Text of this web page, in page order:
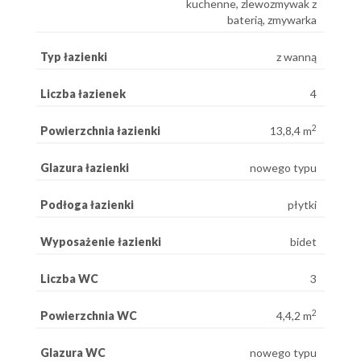
kuchenne, zlewozmywak z
baterią, zmywarka
Typ łazienki z wanną
Liczba łazienek 4
Powierzchnia łazienki 13,8,4 m2
Glazura łazienki nowego typu
Podłoga łazienki płytki
Wyposażenie łazienki bidet
Liczba WC 3
Powierzchnia WC 4,4,2 m2
Glazura WC nowego typu